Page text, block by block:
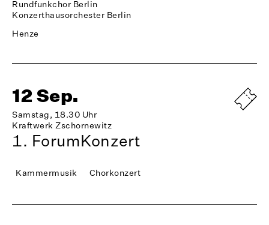
Rundfunkchor Berlin
Konzerthausorchester Berlin
Henze
12 Sep.
Samstag, 18.30 Uhr
Kraftwerk Zschornewitz
1. ForumKonzert
Kammermusik Chorkonzert